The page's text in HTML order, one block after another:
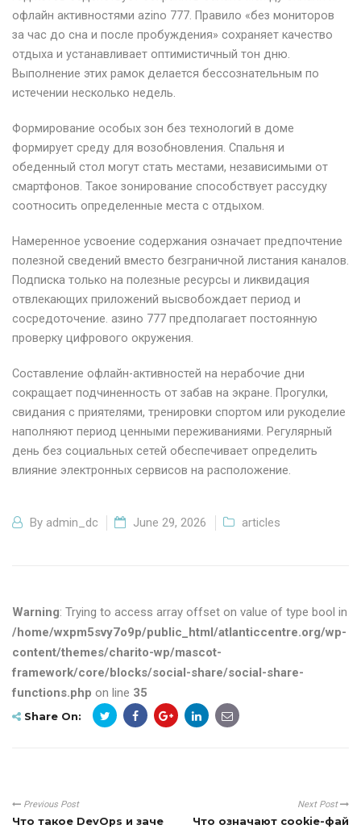
офлайн активностями azino 777. Правило «без мониторов
за час до сна и после пробуждения» сохраняет качество
отдыха и устанавливает оптимистичный тон дню.
Выполнение этих рамок делается бессознательным по
истечении несколько недель.
Формирование особых зон без технологий в доме
формирует среду для возобновления. Спальня и
обеденный стол могут стать местами, независимыми от
смартфонов. Такое зонирование способствует рассудку
соотносить определенные места с отдыхом.
Намеренное усвоение содержания означает предпочтение
полезной сведений вместо безграничной листания каналов.
Подписка только на полезные ресурсы и ликвидация
отвлекающих приложений высвобождает период и
сосредоточение. азино 777 предполагает постоянную
проверку цифрового окружения.
Составление офлайн-активностей на нерабочие дни
сокращает подчиненность от забав на экране. Прогулки,
свидания с приятелями, тренировки спортом или рукоделие
наполняют период ценными переживаниями. Регулярный
день без социальных сетей обеспечивает определить
влияние электронных сервисов на расположение.
By admin_dc June 29, 2026 articles
Warning: Trying to access array offset on value of type bool in
/home/wxpm5svy7o9p/public_html/atlanticcentre.org/wp-
content/themes/charito-wp/mascot-
framework/core/blocks/social-share/social-share-
functions.php on line 35
Share On:
Previous Post
Что такое DevOps и заче
Next Post
Что означают cookie-фай